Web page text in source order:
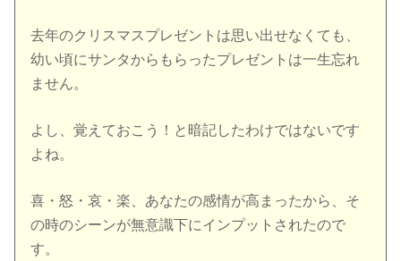
去年のクリスマスプレゼントは思い出せなくても、
幼い頃にサンタからもらったプレゼントは一生忘れ
ません。
よし、覚えておこう！と暗記したわけではないです
よね。
喜・怒・哀・楽、あなたの感情が高まったから、そ
の時のシーンが無意識下にインプットされたので
す。